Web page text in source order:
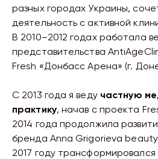
разных городах Украины,
деятельность с активной
В 2010–2012 годах работала
представительства
Fresh «Донбасс Арена» (г.
С 2013 года я веду частную
практику, начав с проекта
2014 года продолжила
бренда Anna Grigorieva
2017 году трансформировался